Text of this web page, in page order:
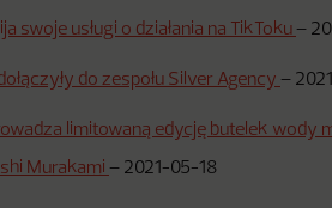
swoje usługi o działania na TikToku –
do zespołu Silver Agency –
limitowaną edycję butelek wody
Murakami – 2021-05-18